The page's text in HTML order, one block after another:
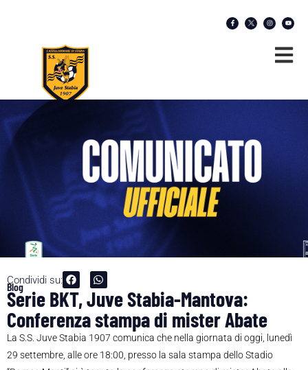
Condividi su:
Blog
Serie BKT, Juve Stabia-Mantova:
Conferenza stampa di mister Abate
La S.S. Juve Stabia 1907 comunica che nella giornata di oggi, lunedì
29 settembre, alle ore 18:00, presso la sala stampa dello Stadio